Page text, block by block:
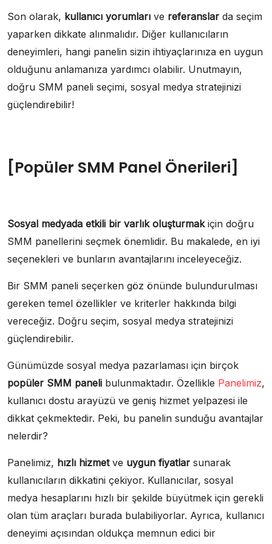
Son olarak, kullanıcı yorumları ve referanslar da seçim
yaparken dikkate alınmalıdır. Diğer kullanıcıların
deneyimleri, hangi panelin sizin ihtiyaçlarınıza en uygun
olduğunu anlamanıza yardımcı olabilir. Unutmayın,
doğru SMM paneli seçimi, sosyal medya stratejinizi
güçlendirebilir!
[Popüler SMM Panel Önerileri]
Sosyal medyada etkili bir varlık oluşturmakiçin doğru
SMM panellerini seçmek önemlidir. Bu makalede, en iyi
seçenekleri ve bunların avantajlarını inceleyeceğiz.
Bir SMM paneli seçerken göz önünde bulundurulması
gereken temel özellikler ve kriterler hakkında bilgi
vereceğiz. Doğru seçim, sosyal medya stratejinizi
güçlendirebilir.
Günümüzde sosyal medya pazarlaması için birçok
popüler SMM paneli bulunmaktadır. Özellikle Panelimiz,
kullanıcı dostu arayüzü ve geniş hizmet yelpazesi ile
dikkat çekmektedir. Peki, bu panelin sunduğu avantajlar
nelerdir?
Panelimiz, hızlı hizmetve uygun fiyatlar sunarak
kullanıcıların dikkatini çekiyor. Kullanıcılar, sosyal
medya hesaplarını hızlı bir şekilde büyütmek için gerekli
olan tüm araçları burada bulabiliyorlar. Ayrıca, kullanıcı
deneyimi açısından oldukça memnun edici bir